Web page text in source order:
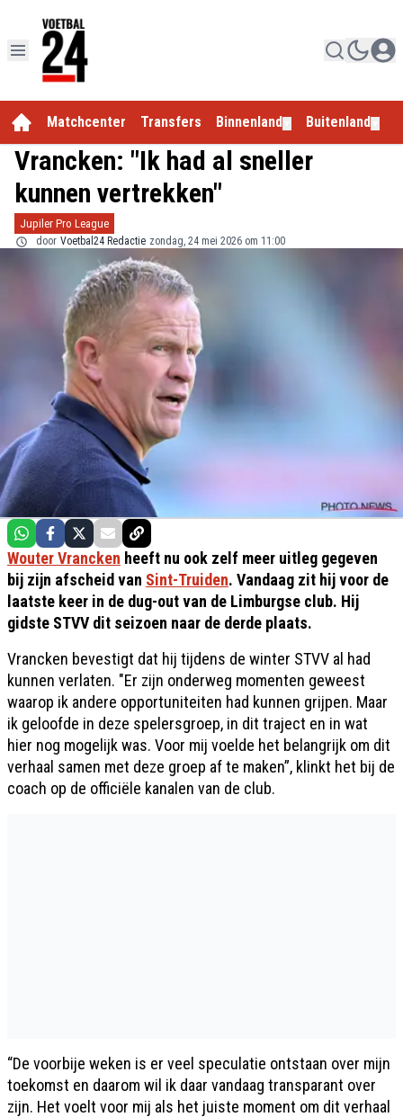
Matchcenter Transfers Binnenland Buitenland
Vrancken: "Ik had al sneller
kunnen vertrekken"
Jupiler Pro League
door Voetbal24 Redactie zondag, 24 mei 2026 om 11:00
Wouter Vrancken heeft nu ook zelf meer uitleg gegeven
bij zijn afscheid van Sint-Truiden. Vandaag zit hij voor de
laatste keer in de dug-out van de Limburgse club. Hij
gidste STVV dit seizoen naar de derde plaats.
Vrancken bevestigt dat hij tijdens de winter STVV al had
kunnen verlaten. "Er zijn onderweg momenten geweest
waarop ik andere opportuniteiten had kunnen grijpen. Maar
ik geloofde in deze spelersgroep, in dit traject en in wat
hier nog mogelijk was. Voor mij voelde het belangrijk om dit
verhaal samen met deze groep af te maken”, klinkt het bij de
coach op de officiële kanalen van de club.
“De voorbije weken is er veel speculatie ontstaan over mijn
toekomst en daarom wil ik daar vandaag transparant over
zijn. Het voelt voor mij als het juiste moment om dit verhaal